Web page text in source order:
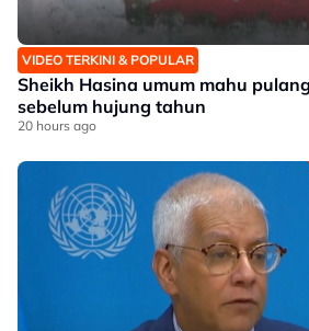
VIDEO TERKINI & POPULAR
Sheikh Hasina umum mahu
sebelum hujung tahun
20 hours ago